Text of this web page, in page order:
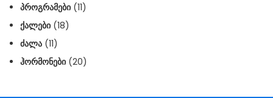
ᲞᲠᲝᲒᲠᲐᲛᲔᲑᲘ (11)
ᲥᲐᲚᲔᲑᲘ (18)
ᲫᲐᲚᲐ (11)
ᲰᲝᲠᲛᲝᲜᲔᲑᲘ (20)